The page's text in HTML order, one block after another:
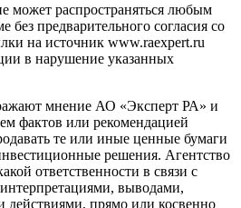
может распространяться любым
предварительного согласия со
на источник www.raexpert.ru
в нарушение указанных
мнение АО «Эксперт РА» и
фактов или рекомендацией
те или иные ценные бумаги
решения. Агентство
ответственности в связи с
выводами,
прямо или косвенно